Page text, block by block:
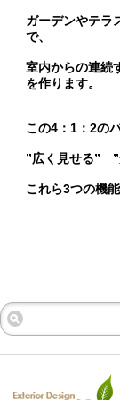
ガーデンやテラ
で、
室内からの連続
を作ります。
この4：1：2の
”広く見せる”
これら3つの機